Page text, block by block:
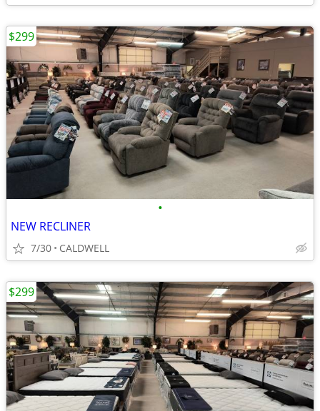
•
NEW RECLINER
7/30 CALDWELL
$299
$299